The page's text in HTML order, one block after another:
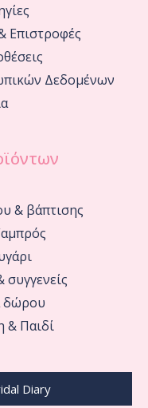
Επιστροφές
Δεδομένων
& βάπτισης
δώρου
& Παιδί
Diary